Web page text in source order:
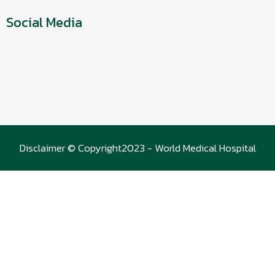
Social Media
Disclaimer © Copyright2023 - World Medical Hospital